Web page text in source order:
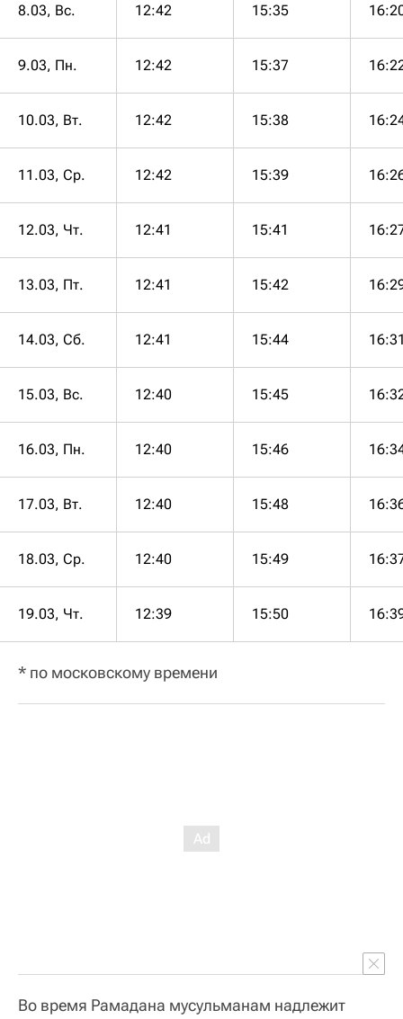
8.03, Вс. 12:42 15:35
9.03, Пн. 12:42 15:37
10.03, Вт. 12:42 15:38
11.03, Ср. 12:42 15:39
12.03, Чт. 12:41 15:41
13.03, Пт. 12:41 15:42
14.03, Сб. 12:41 15:44
15.03, Вс. 12:40 15:45
16.03, Пн. 12:40 15:46
17.03, Вт. 12:40 15:48
18.03, Ср. 12:40 15:49
19.03, Чт. 12:39 15:50
* по московскому времени
Во время Рамадана мусульманам надлежит